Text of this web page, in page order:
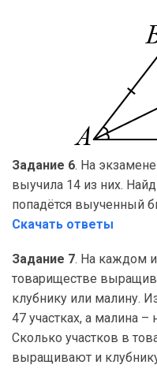
Задание 6. На
выучила 14 из них.
попадётся выученный
Скачать ответы
Задание 7. На каждом
товариществе
клубнику или малину.
47 участках, а малина –
Сколько участков в
выращивают и